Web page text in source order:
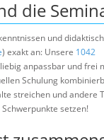
die
und
) exakt an: Unsere 1042
anpassbar und frei
Schulung
streichen und andere
setzen!